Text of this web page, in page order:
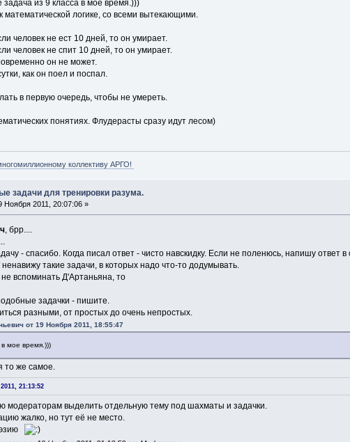
из 9 класса в мое время.)))
математической логике, со всеми вытекающими.
человек не ест 10 дней, то он умирает.
человек не спит 10 дней, то он умирает.
он не может.
как он поел и поспал.
в первую очередь, чтобы не умереть.
понятиях. Флудерасты сразу идут лесом)
коллективу АРГО!
задачи для тренировки разума.
Ноября 2011, 20:07:06 »
, брр....
- спасибо. Когда писал ответ - чисто навскидку. Если не поленюсь, напишу ответ в
такие задачи, в которых надо что-то додумывать.
вспоминать Д'Артаньяна, то
задачки - пишите.
разными, от простых до очень непростых.
от 19 Ноября 2011, 18:55:47
в мое время.)))
то же самое.
21:13:52
модераторам выделить отдельную тему под шахматы и задачки.
жалко, но тут её не место.